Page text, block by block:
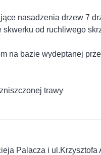
nasadzenia drzew 7
skwerku od ruchliwego
na bazie wydeptanej
trawy
Palacza i ul.Krzysztofa